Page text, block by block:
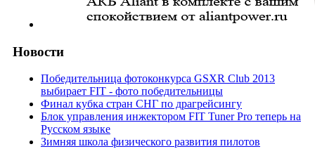
Новости
Победительница фотоконкурса GSXR Club 2013
выбирает FIT - фото победительницы
Финал кубка стран СНГ по драгрейсингу
Блок управления инжектором FIT Tuner Pro теперь на
Русском языке
Зимняя школа физического развития пилотов